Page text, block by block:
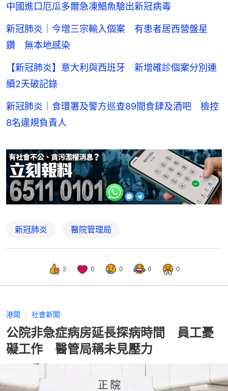
中國進口厄瓜多爾急凍鯧魚驗出新冠病毒
新冠肺炎｜今增三宗輸入個案 有患者居西營盤星
鑽 無本地感染
【新冠肺炎】意大利與西班牙 新增確診個案分別連
續2天破記錄
新冠肺炎｜食環署及警方巡查89間食肆及酒吧 檢控
8名違規負責人
新冠肺炎 醫院管理局
2 0 0 0 0
港聞 社會新聞
公院非急症病房延長探病時間 員工憂
礙工作 醫管局稱未見壓力